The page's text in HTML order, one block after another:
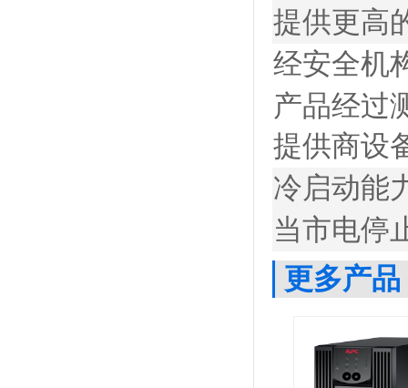
提供更高
经安全机
产品经过
提供商设
冷启动能
当市电停
更多产品